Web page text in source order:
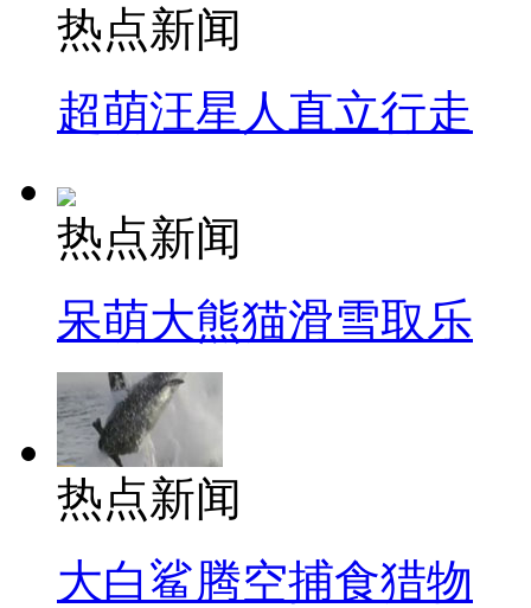
热点新闻
超萌汪星人直立行走
热点新闻
呆萌大熊猫滑雪取乐
热点新闻
大白鲨腾空捕食猎物